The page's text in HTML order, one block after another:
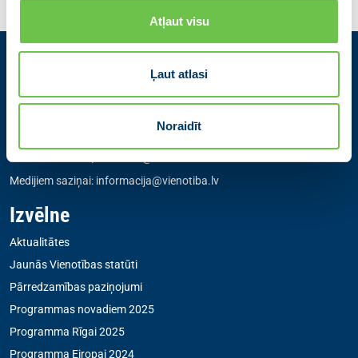
Atļaut visu
Ļaut atlasi
Noraidīt
Medijiem saziņai: informacija@vienotiba.lv
Izvēlne
Aktualitātes
Jaunās Vienotības statūti
Pārredzamības paziņojumi
Programmas novadiem 2025
Programma Rīgai 2025
Programma Eiropai 2024